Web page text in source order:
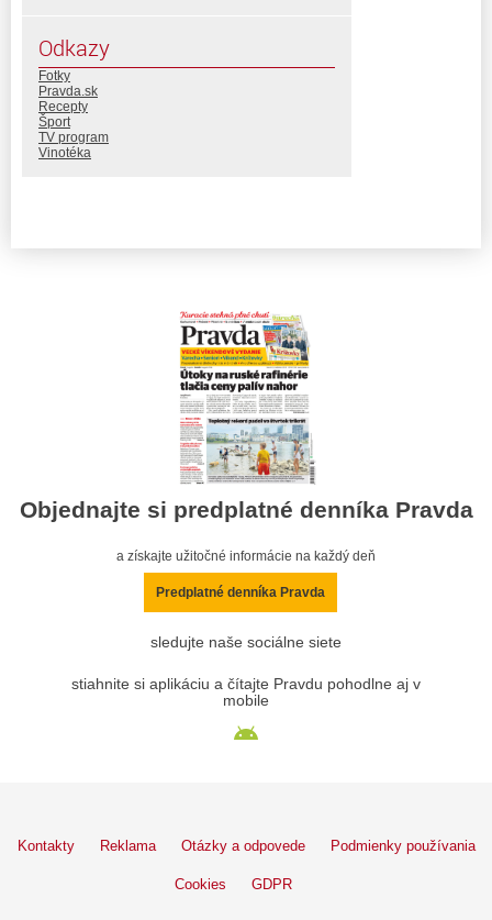
Odkazy
Fotky
Pravda.sk
Recepty
Šport
TV program
Vinotéka
Objednajte si predplatné denníka Pravda
a získajte užitočné informácie na každý deň
Predplatné denníka Pravda
sledujte naše sociálne siete
stiahnite si aplikáciu a čítajte Pravdu pohodlne aj v
mobile
Kontakty Reklama Otázky a odpovede Podmienky používania
Cookies GDPR